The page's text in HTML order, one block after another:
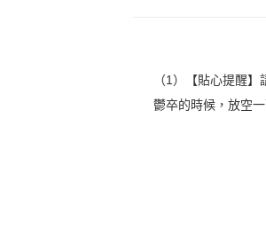
（1）【貼心提醒
鬱卒的時候，放空